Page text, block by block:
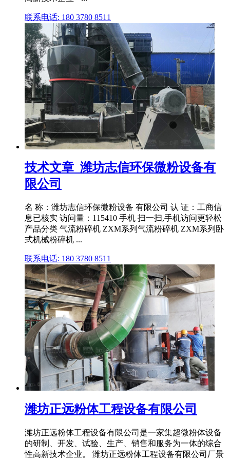
联系电话: 180 3780 8511
技术文章_潍坊志信环保微粉设备有
限公司
名 称：潍坊志信环保微粉设备 有限公司 认 证：工商信
息已核实 访问量：115410 手机 扫一扫,手机访问更轻松
产品分类 气流粉碎机 ZXM系列气流粉碎机 ZXM系列卧
式机械粉碎机 ...
联系电话: 180 3780 8511
潍坊正远粉体工程设备有限公司
潍坊正远粉体工程设备有限公司是一家集超微粉体设备
的研制、开发、试验、生产、销售和服务为一体的综合
性高新技术企业。 潍坊正远粉体工程设备有限公司厂景